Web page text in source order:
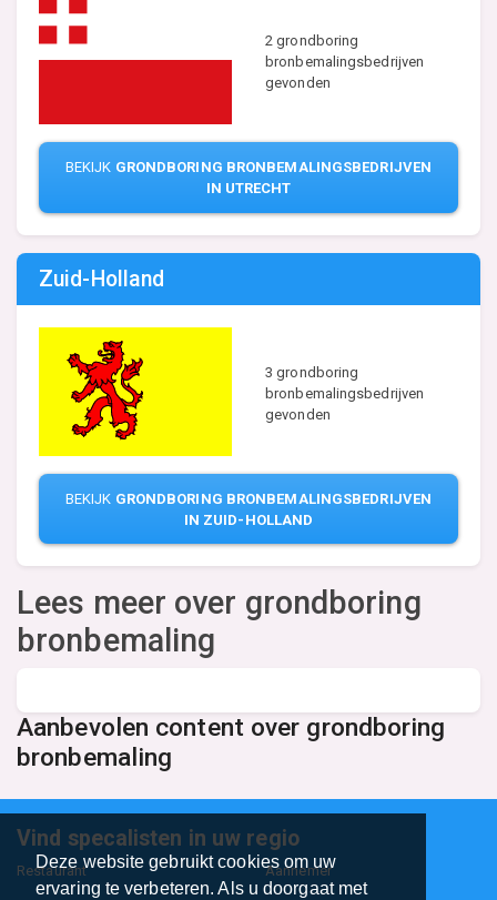
Deze website gebruikt cookies om uw
ervaring te verbeteren. Als u doorgaat met
2 grondboring
bronbemalingsbedrijven
gevonden
BEKIJK GRONDBORING BRONBEMALINGSBEDRIJVEN
IN UTRECHT
Zuid-Holland
3 grondboring
bronbemalingsbedrijven
gevonden
BEKIJK GRONDBORING BRONBEMALINGSBEDRIJVEN
IN ZUID-HOLLAND
Lees meer over grondboring
bronbemaling
Aanbevolen content over grondboring
bronbemaling
Vind specalisten in uw regio
Restaurant Aannemer